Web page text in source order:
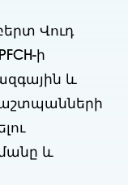
Վուդ
ի
և
և